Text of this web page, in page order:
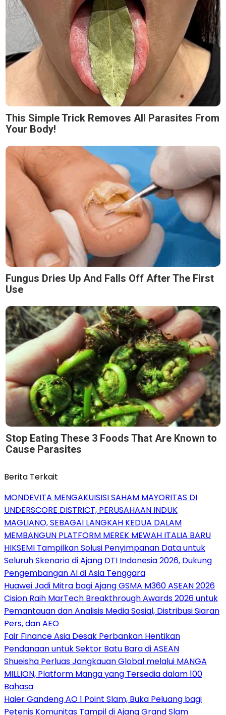
This Simple Trick Removes All Parasites From
Your Body!
Fungus Dries Up And Falls Off After The First
Use
Stop Eating These 3 Foods That Are Known to
Cause Parasites
Berita Terkait
MONDEVITA MENGAKUISISI SAHAM MAYORITAS DI
UNDERSCORE DISTRICT, PERUSAHAAN INDUK
MAGLIANO, SEBAGAI LANGKAH KEDUA DALAM
MEMBANGUN PLATFORM MEREK MEWAH ITALIA BARU
HIKSEMI Tampilkan Solusi Penyimpanan Data untuk
Seluruh Skenario di Ajang DTI Indonesia 2026, Dukung
Pengembangan AI di Asia Tenggara
Huawei Jadi Mitra bagi Ajang GSMA M360 ASEAN 2026
Cision Raih MarTech Breakthrough Awards 2026 untuk
Pemantauan dan Analisis Media Sosial, Distribusi Siaran
Pers, dan AEO
Fair Finance Asia Desak Perbankan Hentikan
Pendanaan untuk Sektor Batu Bara di ASEAN
Shueisha Perluas Jangkauan Global melalui MANGA
MILLION, Platform Manga yang Tersedia dalam 100
Bahasa
Haier Gandeng AO 1 Point Slam, Buka Peluang bagi
Petenis Komunitas Tampil di Ajang Grand Slam